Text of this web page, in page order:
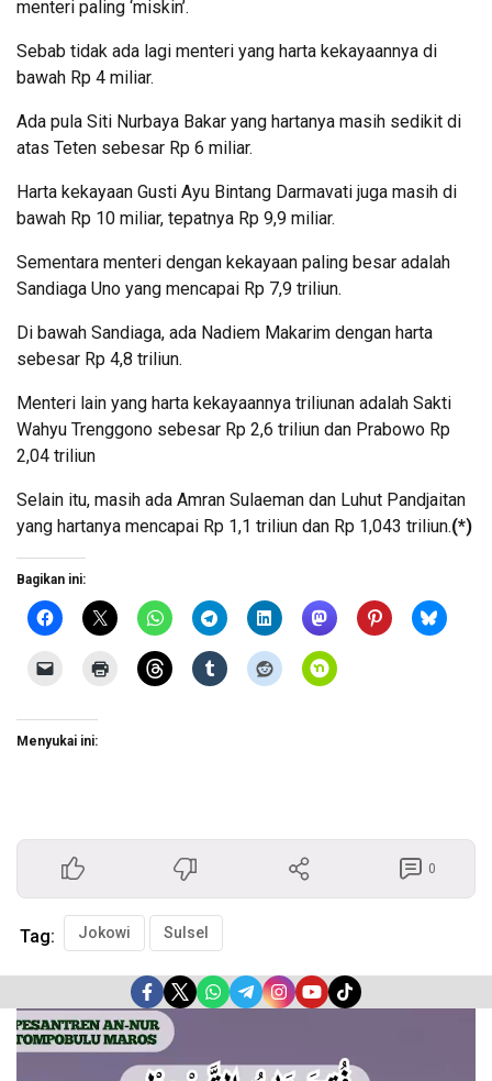
menteri paling ‘miskin’.
Sebab tidak ada lagi menteri yang harta kekayaannya di
bawah Rp 4 miliar.
Ada pula Siti Nurbaya Bakar yang hartanya masih sedikit di
atas Teten sebesar Rp 6 miliar.
Harta kekayaan Gusti Ayu Bintang Darmavati juga masih di
bawah Rp 10 miliar, tepatnya Rp 9,9 miliar.
Sementara menteri dengan kekayaan paling besar adalah
Sandiaga Uno yang mencapai Rp 7,9 triliun.
Di bawah Sandiaga, ada Nadiem Makarim dengan harta
sebesar Rp 4,8 triliun.
Menteri lain yang harta kekayaannya triliunan adalah Sakti
Wahyu Trenggono sebesar Rp 2,6 triliun dan Prabowo Rp
2,04 triliun
Selain itu, masih ada Amran Sulaeman dan Luhut Pandjaitan
yang hartanya mencapai Rp 1,1 triliun dan Rp 1,043 triliun.(*)
Bagikan ini:
Menyukai ini:
0
Tag: Jokowi Sulsel
Pemutar
Video